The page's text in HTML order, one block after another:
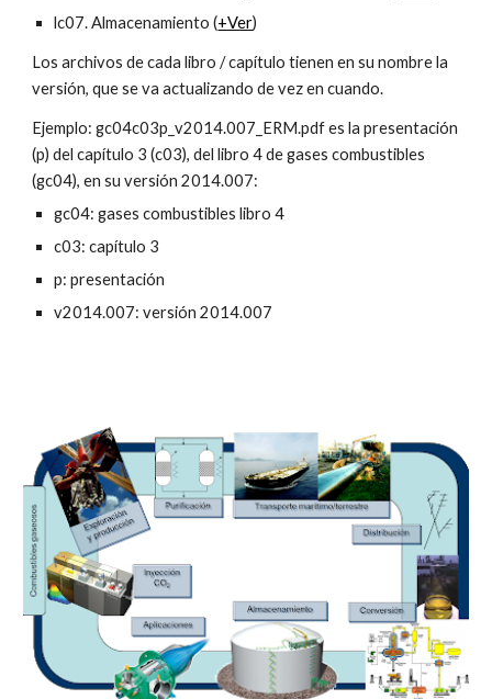
lc07. Almacenamiento (+Ver)
Los archivos de cada libro / capítulo tienen en su nombre la
versión, que se va actualizando de vez en cuando.
Ejemplo: gc04c03p_v2014.007_ERM.pdf es la presentación
(p) del capítulo 3 (c03), del libro 4 de gases combustibles
(gc04), en su versión 2014.007:
gc04: gases combustibles libro 4
c03: capítulo 3
p: presentación
v2014.007: versión 2014.007